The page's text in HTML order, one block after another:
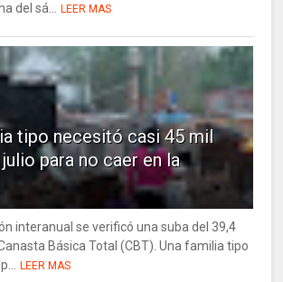
del sá...
LEER MAS
tipo necesitó casi 45 mil
para no caer en la
interanual se verificó una suba del 39,4
Básica Total (CBT). Una familia tipo
LEER MAS